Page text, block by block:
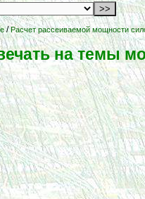
/Расчет рассеиваемой мощности
на темы